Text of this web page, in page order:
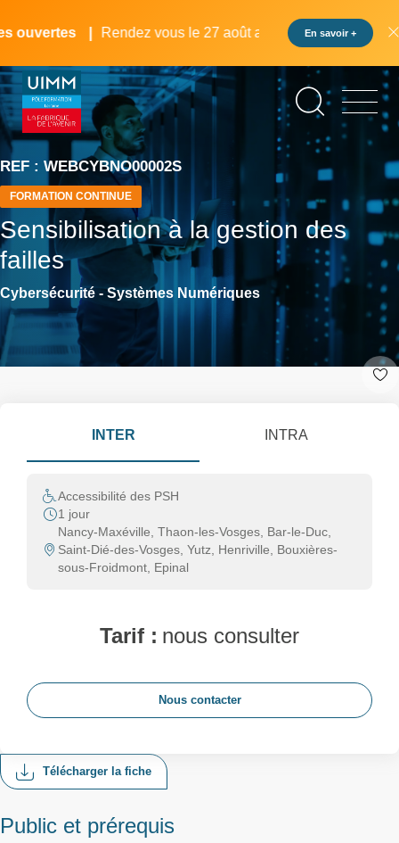
au
principal
Rendez vous le 27 août au pôle formation UIMM
En savoir +
REF : WEBCYBNO00002S
FORMATION CONTINUE
Sensibilisation à la gestion des
failles
Cybersécurité - Systèmes Numériques
Télécharger la fiche
Public et prérequis
INTER INTRA
Accessibilité des PSH
1 jour
Nancy-Maxéville, Thaon-les-Vosges, Bar-le-Duc,
Saint-Dié-des-Vosges, Yutz, Henriville, Bouxières-
sous-Froidmont, Epinal
Tarif : nous consulter
Nous contacter